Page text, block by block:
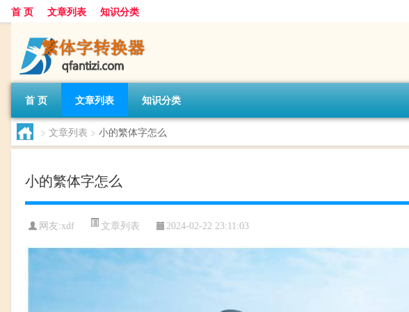
首 页 文章列表 知识分类
首 页 文章列表 知识分类
> 文章列表 > 小的繁体字怎么
小的繁体字怎么
网友:xdf 文章列表 2024-02-22 23:11:03